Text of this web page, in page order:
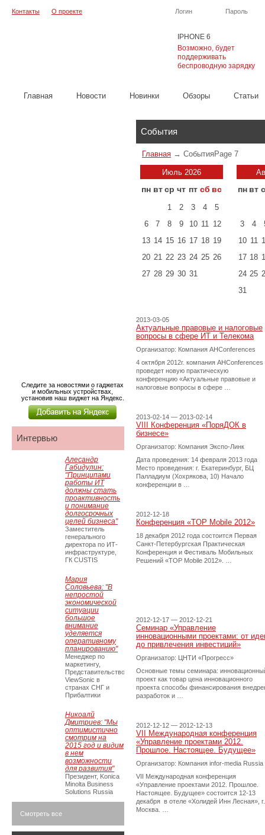
IPHONE 6
Возможно, будет
поддерживать
беспроводную зарядку
Логин Пароль
Контакты О проекте
Главная Новости Новинки Обзоры Cтатьи
События
Главная → События Page 7
Июль 2026
пн вт ср чт пт сб вс
1 2 3 4
5
6
7 8 9 10 11 12
13 14 15 16 17 18 19
20 21 22 23 24 25 26
27 28 29 30 31
пн вт
3 4
10 11
17 18
24 25
31
2013-03-05
Актуальные правовые и налоговые
вопросы в сфере ИТ и Телекома
Организатор: Компания AHConferences
4 октября 2012г. компания AHConferences
проведет новую практическую
конференцию «Актуальные правовые и
налоговые вопросы в сфере …
2013-02-14 — 2013-02-14
VIII Конференция «ПоряДОК в
бизнесе»
Организатор: Компания Экспо-Линк
Дата проведения: 14 февраля 2013 года
Место проведения: г. Екатеринбург, БЦ
Палладиум (Хохрякова, 10) Начало
конференции в …
2012-12-18
Конференция «TOP Mobile 2012»
18 декабря 2012 года состоится Первая
Санкт-Петербургская Практическая
Конференция и Фестиваль Мобильных
Решений «TOP Mobile 2012». …
2012-12-17 — 2012-12-21
Семинар «Управление
инновационными проектами: от
до привлечения инвестиций»
Организатор: ЦНТИ «Прогресс»
Основные темы семинара:
проект как товар цена инновационного
проекта способы финансирования
разработок и …
2012-12-12 — 2012-12-13
VII Международная конференция
«Управление проектами 2012.
Прошлое. Настоящее. Будущее»
Организатор: Компания infor-media Russia
VII Международная конференция
«Управление проектами 2012. Прошлое.
Настоящее. Будущее» состоится 12-13
декабря в отеле «Холидей Инн Лесная», г.
Москва. …
Следите за новостями о гаджетах
и мобильных устройствах,
установив наш виджет на Яндекс.
Интервью
Алесандр
Габидулин:
"Принципами
работы ИТ
должны стать
проактивность
и понимание
долгосрочных
целей бизнеса"
Заместитель
генерального
директора по ИТ-
инфраструктуре,
ГК CUSTIS
Мария
Соловьева: "В
непростой
экономической
ситуации
большое
внимание
уделяется
оперативному
планированию"
Менеджер по
маркетингу,
Представительство
ViewSonic в
странах СНГ и
Прибалтики
Никоалй
Дмитриев: "Мы
оптимистично
смотрим на
2015 год и видим
в нем
возможности
для развития"
Президент, Konica
Minolta Business
Solutions Russia
Смотреть все